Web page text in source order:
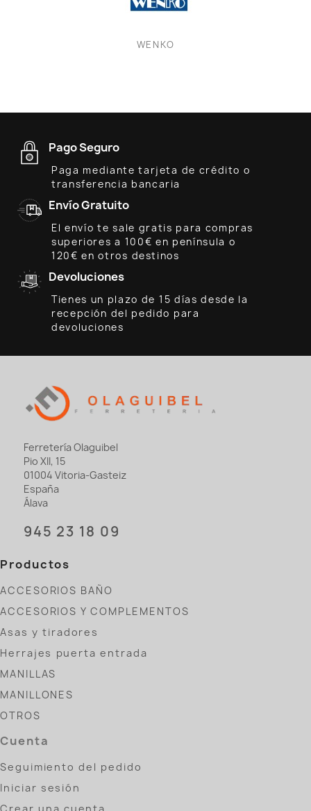
WENKO
Pago Seguro
Paga mediante tarjeta de crédito o
transferencia bancaria
Envío Gratuito
El envío te sale gratis para compras
superiores a 100€ en península o
120€ en otros destinos
Devoluciones
Tienes un plazo de 15 días desde la
recepción del pedido para
devoluciones
Ferretería Olaguibel
Pio XII, 15
01004 Vitoria-Gasteiz
España
Álava
945 23 18 09
Productos
ACCESORIOS BAÑO
ACCESORIOS Y COMPLEMENTOS
Asas y tiradores
Herrajes puerta entrada
MANILLAS
MANILLONES
OTROS
Cuenta
Seguimiento del pedido
Iniciar sesión